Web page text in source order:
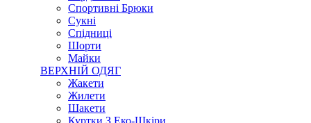
Спортивні Брюки
Сукні
Спідниці
Шорти
Майки
ВЕРХНІЙ ОДЯГ
Жакети
Жилети
Шакети
Куртки З Еко-Шкіри